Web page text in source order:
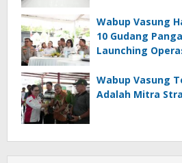
Wabup Vasung
10 Gudang
Launching
Wabup Vasung
Adalah Mitra